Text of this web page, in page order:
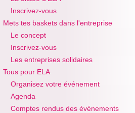
Inscrivez-vous
Mets tes baskets dans l'entreprise
Le concept
Inscrivez-vous
Les entreprises solidaires
Tous pour ELA
Organisez votre événement
Agenda
Comptes rendus des événements